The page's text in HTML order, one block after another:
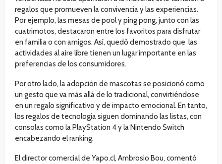
regalos que promueven la convivencia y las experiencias.
Por ejemplo, las mesas de pool y ping pong, junto con las
cuatrimotos, destacaron entre los favoritos para disfrutar
en familia o con amigos. Así, quedó demostrado que las
actividades al aire libre tienen un lugar importante en las
preferencias de los consumidores.
Por otro lado, la adopción de mascotas se posicionó como
un gesto que va más allá de lo tradicional, convirtiéndose
en un regalo significativo y de impacto emocional. En tanto,
los regalos de tecnología siguen dominando las listas, con
consolas como la PlayStation 4 y la Nintendo Switch
encabezando el ranking.
El director comercial de Yapo.cl, Ambrosio Bou, comentó